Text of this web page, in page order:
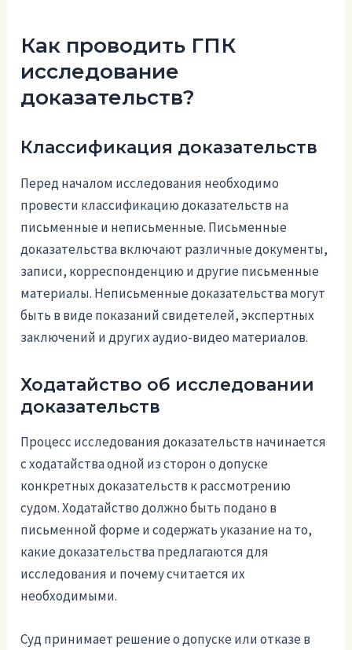
Как проводить ГПК
исследование
доказательств?
Классификация доказательств
Перед началом исследования необходимо
провести классификацию доказательств на
письменные и неписьменные. Письменные
доказательства включают различные документы,
записи, корреспонденцию и другие письменные
материалы. Неписьменные доказательства могут
быть в виде показаний свидетелей, экспертных
заключений и других аудио-видео материалов.
Ходатайство об исследовании
доказательств
Процесс исследования доказательств начинается
с ходатайства одной из сторон о допуске
конкретных доказательств к рассмотрению
судом. Ходатайство должно быть подано в
письменной форме и содержать указание на то,
какие доказательства предлагаются для
исследования и почему считается их
необходимыми.
Суд принимает решение о допуске или отказе в